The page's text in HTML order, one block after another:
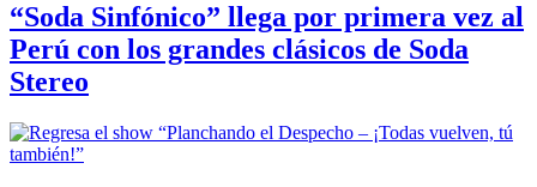
“Soda Sinfónico” llega por primera vez al
Perú con los grandes clásicos de Soda
Stereo